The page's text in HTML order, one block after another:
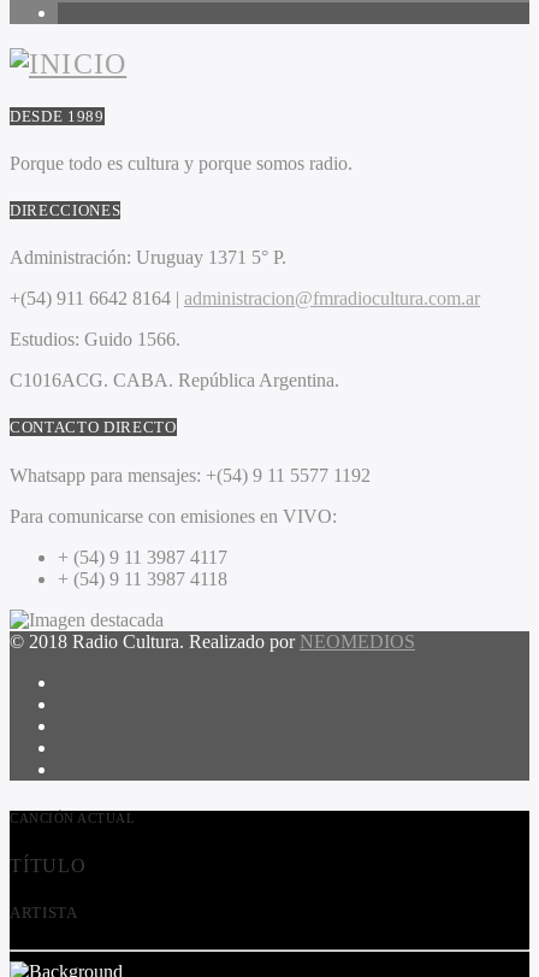
DESDE 1989
Porque todo es cultura y porque somos radio.
DIRECCIONES
Administración: Uruguay 1371 5° P.
+(54) 911 6642 8164 | administracion@fmradiocultura.com.ar
Estudios: Guido 1566.
C1016ACG. CABA. República Argentina.
CONTACTO DIRECTO
Whatsapp para mensajes: +(54) 9 11 5577 1192
Para comunicarse con emisiones en VIVO:
+ (54) 9 11 3987 4117
+ (54) 9 11 3987 4118
© 2018 Radio Cultura. Realizado por NEOMEDIOS
CANCIÓN ACTUAL
TÍTULO
ARTISTA